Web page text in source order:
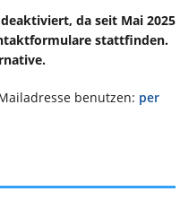
da seit Mai 2025
stattfinden.
benutzen: per